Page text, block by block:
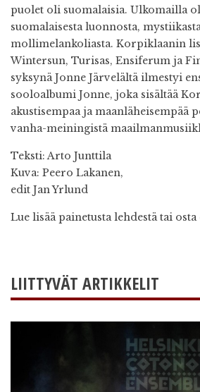
puolet oli suomalaisia. Ulkomailla
suomalaisesta luonnosta,
mollimelankoliasta. Korpiklaanin
Wintersun, Turisas, Ensiferum ja
syksynä Jonne Järvelältä ilmestyi
sooloalbumi Jonne, joka sisältää
akustisempaa ja maanläheisempää
vanha-meiningistä
Teksti: Arto Junttila
Kuva: Peero Lakanen,
edit Jan Yrlund
Lue lisää painetusta lehdestä tai
LIITTYVÄT ARTIKKELIT